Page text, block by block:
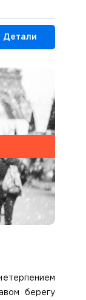
Детали
берегу